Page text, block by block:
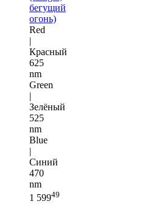
бегущий
огонь)
Red
|
Красный
625
nm
Green
|
Зелёный
525
nm
Blue
|
Синий
470
nm
1 59949